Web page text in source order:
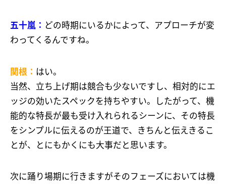
五十嵐： どの時期にいるかによって、アプローチが変
わってくるんですね。
関根： はい。
当然、立ち上げ期は競合も少ないですし、相対的にエ
ッジの効いたスペックを持ちやすい。したがって、機
能的な特長が最も受け入れられるシーンに、その特長
をシンプルに伝えるのが王道で、きちんと伝えきるこ
とが、とにもかくにも大事だと思います。
次に踊り場期に行きますがそのフェーズにおいては機